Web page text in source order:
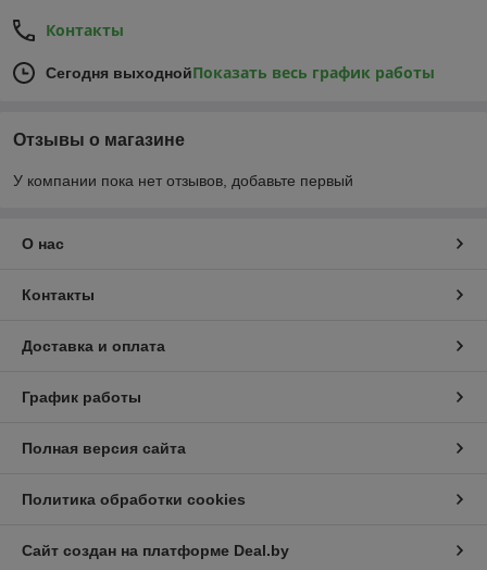
Контакты
Сегодня выходнойПоказать весь график работы
Отзывы о магазине
У компании пока нет отзывов, добавьте первый
О нас
Контакты
Доставка и оплата
График работы
Полная версия сайта
Политика обработки cookies
Сайт создан на платформе Deal.by